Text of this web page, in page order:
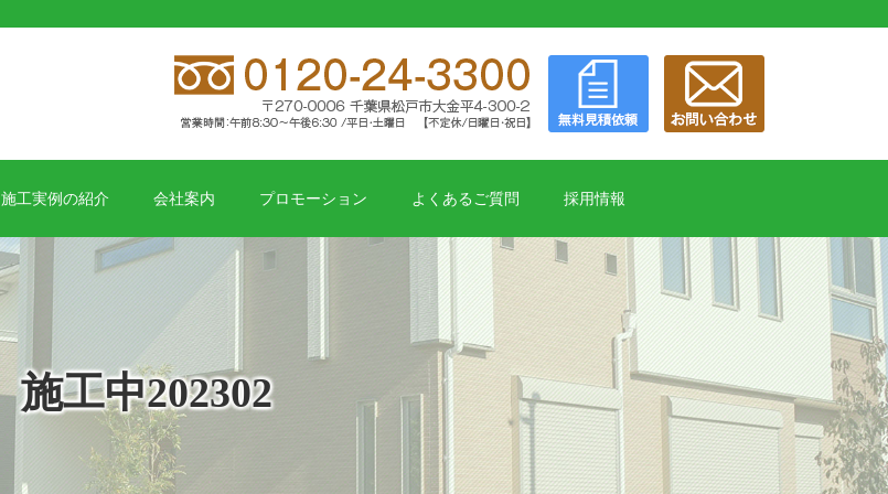
施工実例の紹介 会社案内 プロモーション よくあるご質問 採用情報
施工中202302